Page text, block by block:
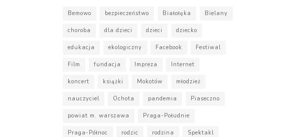
Bemowo bezpieczeństwo Białołęka Bielany
choroba dla dzieci dzieci dziecko
edukacja ekologiczny Facebook Festiwal
Film fundacja Impreza Internet
koncert książki Mokotów młodzież
nauczyciel Ochota pandemia Piaseczno
powiat m. warszawa Praga-Południe
Praga-Północ rodzic rodzina Spektakl